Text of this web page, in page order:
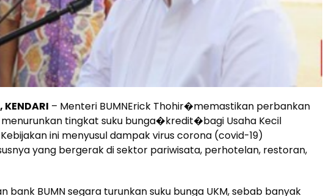
KENDARI – Menteri BUMNErick Thohir�memastikan perbankan
tingkat suku bunga�kredit�bagi Usaha Kecil
ini menyusul dampak virus corona (covid-19)
yang bergerak di sektor pariwisata, perhotelan, restoran,
bank BUMN segara turunkan suku bunga UKM, sebab banyak